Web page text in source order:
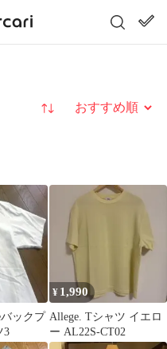
並び替え
ックプ
3
¥ 1,990
Allege. Tシャツ イエロ
ー AL22S-CT02